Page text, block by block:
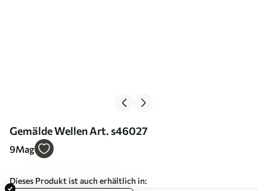
Gemälde Wellen Art. s46027
9Mag
Dieses Produkt ist auch erhältlich in: